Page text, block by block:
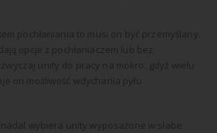
pochłaniania to musi on być przemyślany.
opcje z pochłaniaczem lub bez.
unity do pracy na mokro, gdyż wielu
on możliwość wdychania pyłu
wybiera unity wyposażone w słabe